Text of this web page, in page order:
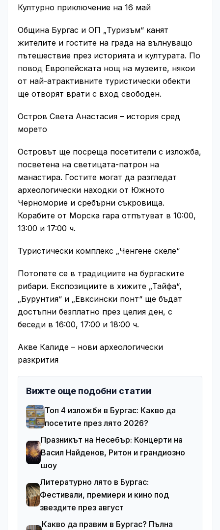
Културно приключение на 16 май
Община Бургас и ОП „Туризъм“ канят
жителите и гостите на града на вълнуващо
пътешествие през историята и културата. По
повод Европейската нощ на музеите, някои
от най-атрактивните туристически обекти
ще отворят врати с вход свободен.
Остров Света Анастасия – история сред
морето
Островът ще посреща посетители с изложба,
посветена на светицата-патрон на
манастира. Гостите могат да разгледат
археологически находки от Южното
Черноморие и сребърни съкровища.
Корабите от Морска гара отпътуват в 10:00,
13:00 и 17:00 ч.
Туристически комплекс „Ченгене скеле“
Потопете се в традициите на бургаските
рибари. Експозициите в хижите „Тайфа“,
„Бурунтия“ и „Евксински понт“ ще бъдат
достъпни безплатно през целия ден, с
беседи в 16:00, 17:00 и 18:00 ч.
Акве Калиде – нови археологически
разкрития
Вижте още подобни статии
Топ 4 изложби в Бургас: Какво да
посетите през лято 2026?
Празникът на Несебър: Концерти на
Васил Найденов, Ритон и грандиозно
шоу
Литературно лято в Бургас:
Фестивали, премиери и кино под
звездите през август
Какво да правим в Бургас? Пълна